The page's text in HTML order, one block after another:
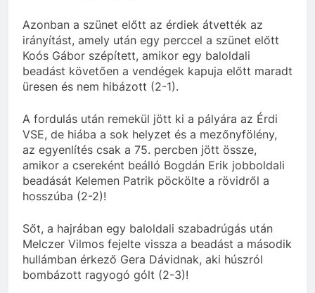
Azonban a szünet előtt az érdiek átvették az
irányítást, amely után egy perccel a szünet előtt
Koós Gábor szépített, amikor egy baloldali
beadást követően a vendégek kapuja előtt maradt
üresen és nem hibázott (2-1).
A fordulás után remekül jött ki a pályára az Érdi
VSE, de hiába a sok helyzet és a mezőnyfölény,
az egyenlítés csak a 75. percben jött össze,
amikor a csereként beálló Bogdán Erik jobboldali
beadását Kelemen Patrik pöckölte a rövidről a
hosszúba (2-2)!
Sőt, a hajrában egy baloldali szabadrúgás után
Melczer Vilmos fejelte vissza a beadást a második
hullámban érkező Gera Dávidnak, aki húszról
bombázott ragyogó gólt (2-3)!